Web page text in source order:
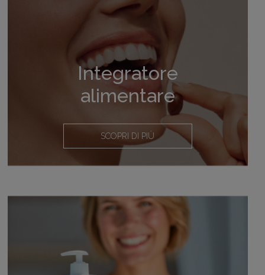
Integratore
alimentare
SCOPRI DI PIÙ